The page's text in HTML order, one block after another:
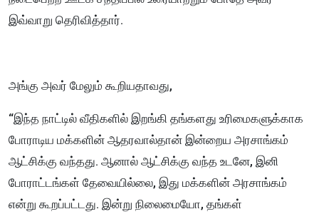
இவ்வாறு தெரிவித்தார்.
அங்கு அவர் மேலும் கூறியதாவது,
“இந்த நாட்டில் வீதிகளில் இறங்கி தங்களது உரிமைகளுக்காக
போராடிய மக்களின் ஆதரவால்தான் இன்றைய அரசாங்கம்
ஆட்சிக்கு வந்தது. ஆனால் ஆட்சிக்கு வந்த உடனே, இனி
போராட்டங்கள் தேவையில்லை, இது மக்களின் அரசாங்கம்
என்று கூறப்பட்டது. இன்று நிலைமையோ, தங்கள்